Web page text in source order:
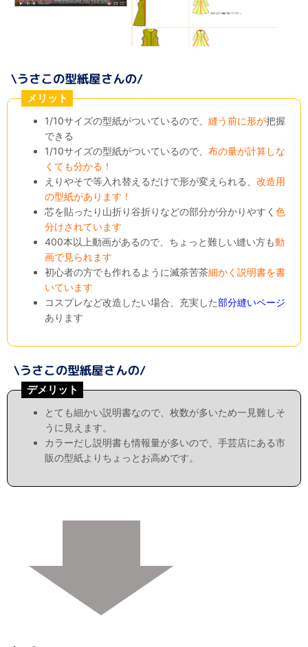
メリット
1/10サイズの型紙がついているので、縫う前に形が把握
できる
1/10サイズの型紙がついているので、布の量が計算しな
くても分かる！
えりやそで等入れ替えるだけで形が変えられる、改造用
の型紙があります！
芯を貼ったり山折り谷折りなどの部分が分かりやすく色
分けされています
400本以上動画があるので、ちょっと難しい縫い方も動
画で見られます
初心者の方でも作れるように滅茶苦茶細かく説明書を書
いています
コスプレなど改造したい場合、充実した部分縫いページ
あります
デメリット
とても細かい説明書なので、枚数が多いため一見難しそ
うに見えます。
カラーだし説明書も情報量が多いので、手芸店にある市
販の型紙よりちょっとお高めです。